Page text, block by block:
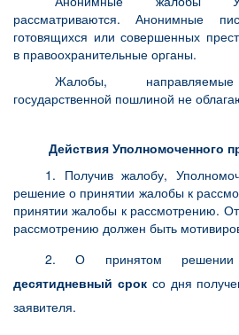
рассматриваются. Анонимные
готовящихся или совершенных
в правоохранительные органы.
Жалобы,
государственной пошлиной не
Действия Уполномоченного
1. Получив жалобу,
решение о принятии жалобы к
принятии жалобы к рассмотрению.
рассмотрению должен быть
2. О принятом решении
десятидневный сроксо дня
заявителя.